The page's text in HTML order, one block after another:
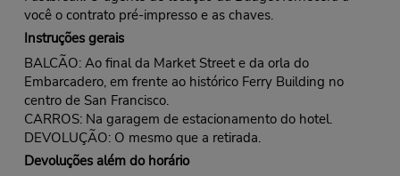
você o contrato pré-impresso e as chaves.
Instruções gerais
BALCÃO: Ao final da Market Street e da orla do
Embarcadero, em frente ao histórico Ferry Building no
centro de San Francisco.
CARROS: Na garagem de estacionamento do hotel.
DEVOLUÇÃO: O mesmo que a retirada.
Devoluções além do horário